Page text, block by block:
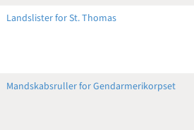
Landslister for St. Thomas
Mandskabsruller for Gendarmerikorpset